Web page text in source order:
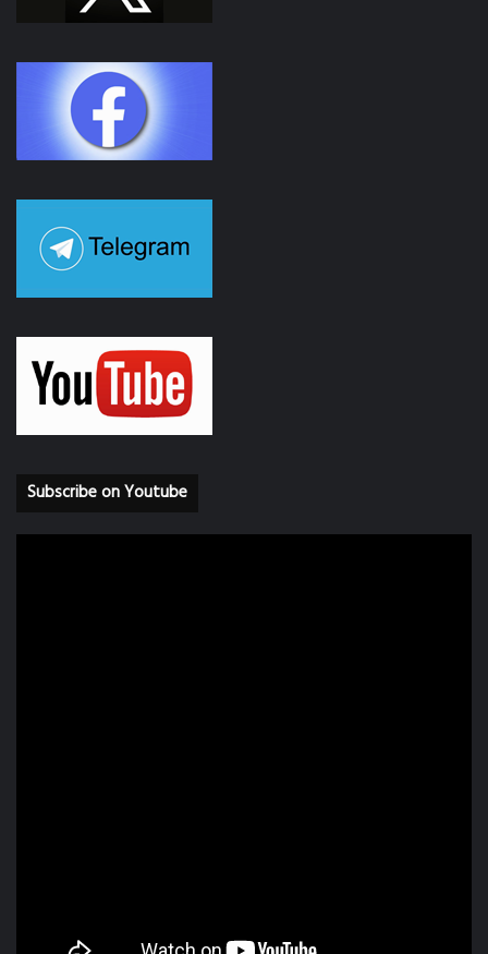
Subscribe on Youtube